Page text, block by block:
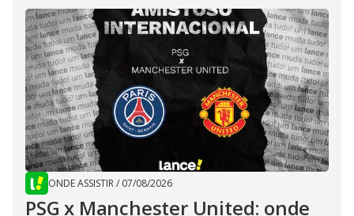
ONDE ASSISTIR/ 07/08/2026
PSG x Manchester United: onde